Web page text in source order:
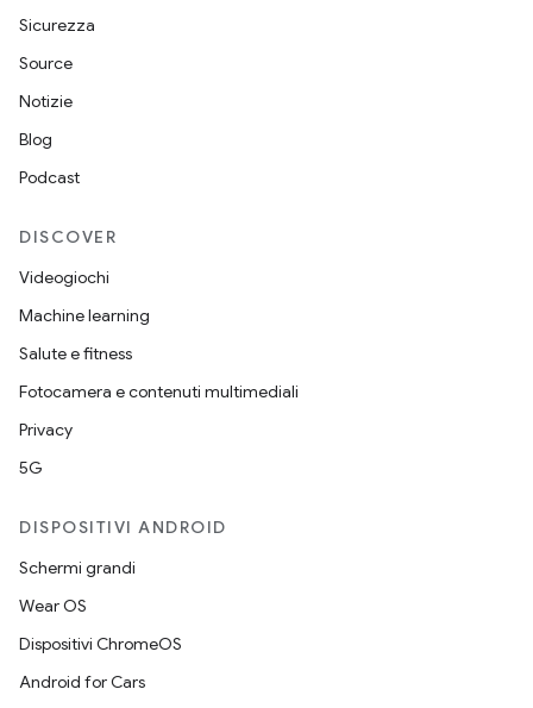
Sicurezza
Source
Notizie
Blog
Podcast
DISCOVER
Videogiochi
Machine learning
Salute e fitness
Fotocamera e contenuti multimediali
Privacy
5G
DISPOSITIVI ANDROID
Schermi grandi
Wear OS
Dispositivi ChromeOS
Android for Cars